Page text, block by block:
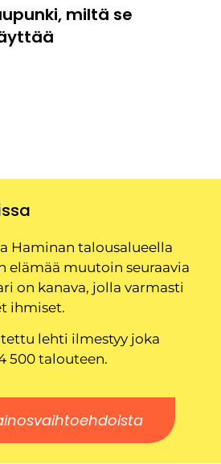
miltä se
Haminan talousalueella
elämää muutoin seuraavia
on kanava, jolla varmasti
ihmiset.
lehti ilmestyy joka
500 talouteen.